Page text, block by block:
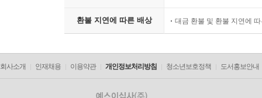
환불 지연에 따른 배상 대금 환불 및 환불 지연에
회사소개 인재채용 이용약관 개인정보처리방침 청소년보호정책 도서홍보안내